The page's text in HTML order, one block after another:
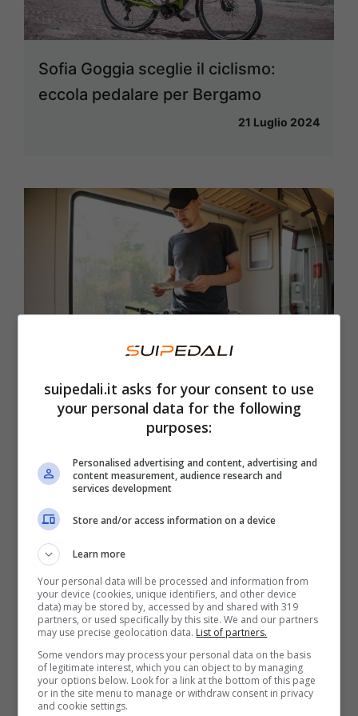
Sofia Goggia sceglie il ciclismo:
eccola pedalare per Bergamo
21 Luglio 2024
Tutto Bici, il servizio offerto da
11 Luglio 2024
suipedali.it asks for your consent to use
your personal data for the following
purposes:
Personalised advertising and content, advertising and
content measurement, audience research and
services development
Store and/or access information on a device
Learn more
Your personal data will be processed and information from
your device (cookies, unique identifiers, and other device
data) may be stored by, accessed by and shared with 319
partners, or used specifically by this site. We and our partners
may use precise geolocation data. List of partners.
Some vendors may process your personal data on the basis
of legitimate interest, which you can object to by managing
your options below. Look for a link at the bottom of this page
or in the site menu to manage or withdraw consent in privacy
and cookie settings.